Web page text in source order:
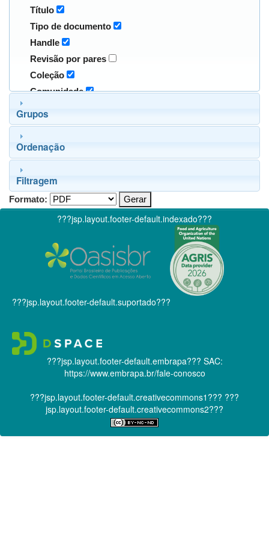
Título
Tipo de documento
Handle
Revisão por pares
Coleção
Comunidade
Grupos
Ordenação
Filtragem
Formato:
???jsp.layout.footer-default.indexado???
???jsp.layout.footer-default.suportado???
???jsp.layout.footer-default.embrapa??? SAC:
https://www.embrapa.br/fale-conosco
???jsp.layout.footer-default.creativecommons1??? ???
jsp.layout.footer-default.creativecommons2???